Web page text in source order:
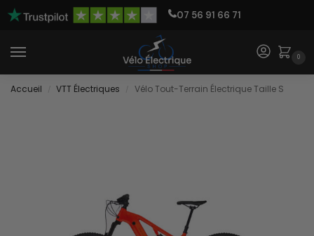
07 56 91 66 71
0
Accueil VTT Électriques Vélo Tout-Terrain Électrique Taille S